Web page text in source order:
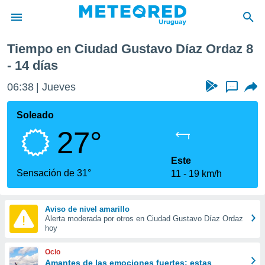
por
para
que se
calidad.
las
y
forma
digital
basada
Tiempo en Ciudad Gustavo Díaz Ordaz 8
- 14 días
06:38 Jueves ...
Soleado
27°
Sensación de 31°
Este
11
19 km/h
Aviso de nivel amarillo
Alerta moderada por otros en Ciudad Gustavo Díaz Ordaz
hoy
Ocio
Amantes de las emociones fuertes: estas